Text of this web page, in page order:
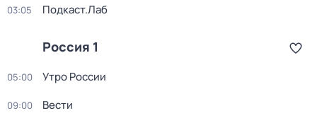
03:05 Подкаст.Лаб
Россия 1
05:00 Утро России
09:00 Вести